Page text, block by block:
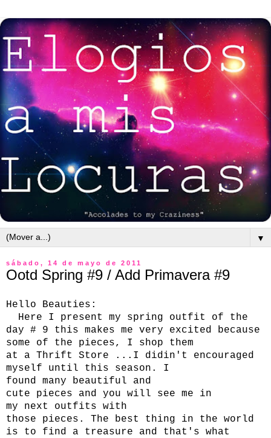
▼
sábado, 14 de mayo de 2011
Ootd Spring #9 / Add Primavera #9
Hello Beauties :
Here
I present my spring outfit
of the
day
# 9 this makes me very excited
because
some
of the pieces, I
shop them
at
a Thrift Store ... I didin't
encouraged
myself
until this season.
I
found
many beautiful and
cute
pieces and you will
see me in
my
next outfits
with
those
pieces. The best thing in the
world
is
to find a treasure and that 's what